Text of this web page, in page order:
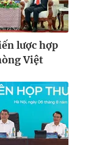
lược hợp
Việt